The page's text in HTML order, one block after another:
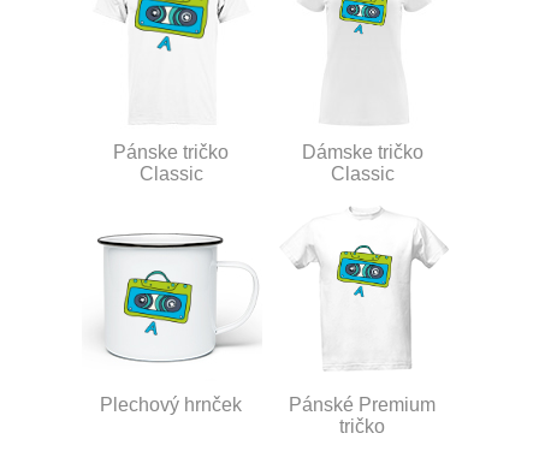
Pánske tričko
Classic
Dámske tričko
Classic
Plechový hrnček
Pánské Premium
tričko